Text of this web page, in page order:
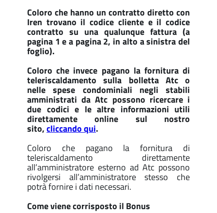
Coloro che hanno un contratto diretto con
Iren trovano il codice cliente e il codice
contratto su una qualunque fattura (a
pagina 1 e a pagina 2, in alto a sinistra del
foglio).
Coloro che invece pagano la fornitura di
teleriscaldamento sulla bolletta Atc o
nelle spese condominiali negli stabili
amministrati da Atc possono ricercare i
due codici e le altre informazioni utili
direttamente online sul nostro
sito,cliccando qui.
Coloro che pagano la fornitura di
teleriscaldamento direttamente
all’amministratore esterno ad Atc possono
rivolgersi all’amministratore stesso che
potrà fornire i dati necessari.
Come viene corrisposto il Bonus